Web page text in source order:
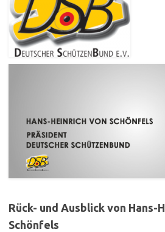
Rück- und Ausblick von Hans-
Schönfels